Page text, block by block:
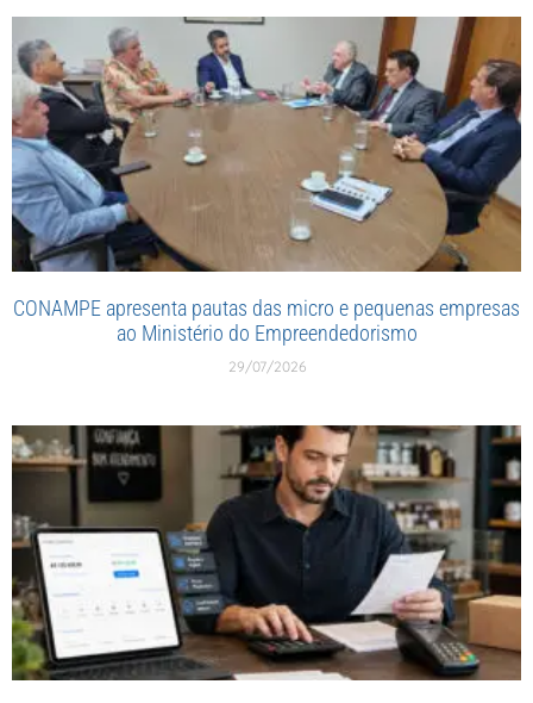
CONAMPE apresenta pautas das micro e pequenas empresas
ao Ministério do Empreendedorismo
29/07/2026